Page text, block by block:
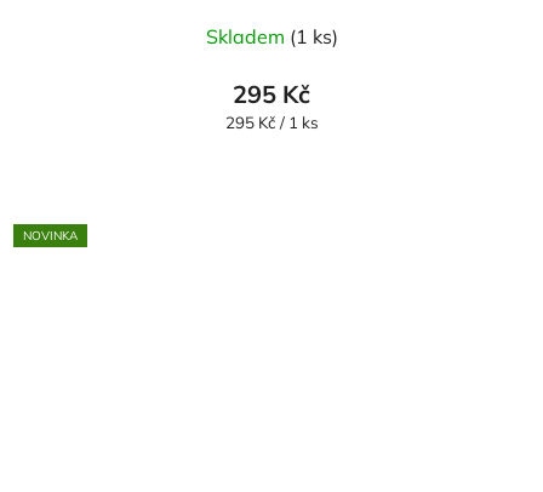
Skladem (1 ks)
295 Kč
Měrná
295 Kč / 1 ks
NOVINKA